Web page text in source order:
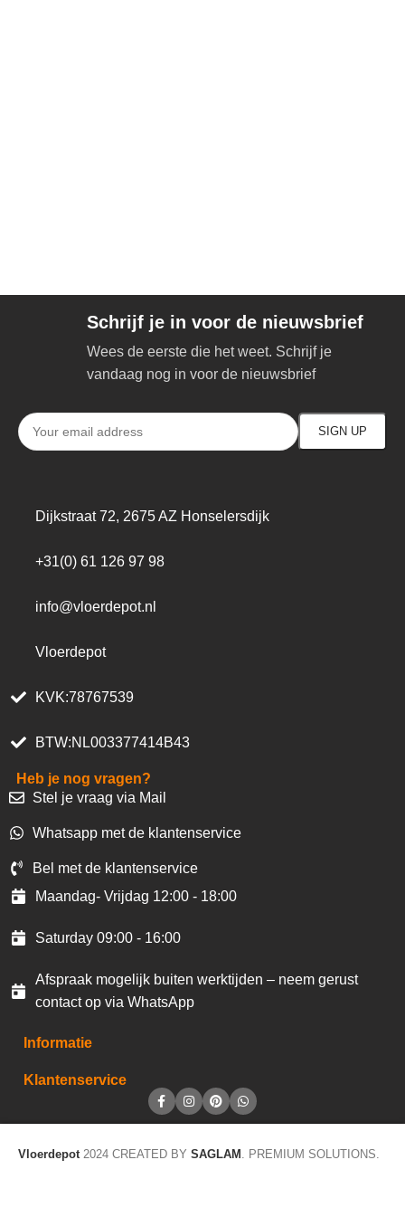
Schrijf je in voor de nieuwsbrief
Wees de eerste die het weet. Schrijf je
vandaag nog in voor de nieuwsbrief
Dijkstraat 72, 2675 AZ Honselersdijk
+31(0) 61 126 97 98
info@vloerdepot.nl
Vloerdepot
KVK:78767539
BTW:NL003377414B43
Heb je nog vragen?
Stel je vraag via Mail
Whatsapp met de klantenservice
Bel met de klantenservice
Maandag- Vrijdag 12:00 - 18:00
Saturday 09:00 - 16:00
Afspraak mogelijk buiten werktijden – neem gerust
contact op via WhatsApp
Informatie
Klantenservice
Vloerdepot 2024 CREATED BY SAGLAM . PREMIUM SOLUTIONS.